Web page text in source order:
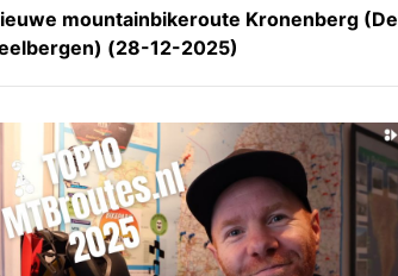
mountainbikeroute Kronenberg (De
(28-12-2025)